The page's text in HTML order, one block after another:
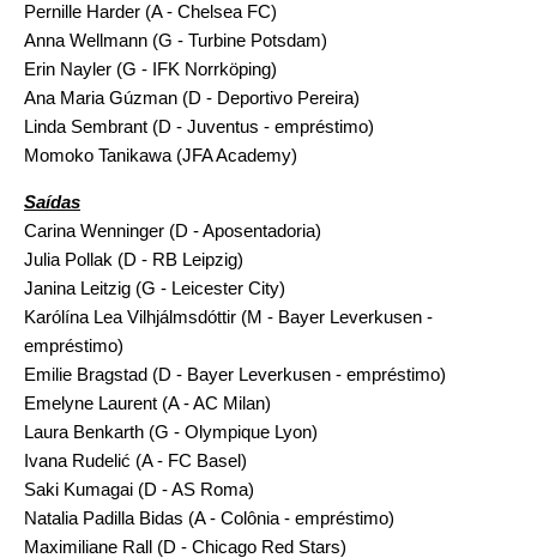
Pernille Harder (A - Chelsea FC)
Anna Wellmann (G - Turbine Potsdam)
Erin Nayler (G - IFK Norrköping)
Ana Maria Gúzman (D - Deportivo Pereira)
Linda Sembrant (D - Juventus - empréstimo)
Momoko Tanikawa (JFA Academy)
Saídas
Carina Wenninger (D - Aposentadoria)
Julia Pollak (D - RB Leipzig)
Janina Leitzig (G - Leicester City)
Karólína Lea Vilhjálmsdóttir (M - Bayer Leverkusen -
empréstimo)
Emilie Bragstad (D - Bayer Leverkusen - empréstimo)
Emelyne Laurent (A - AC Milan)
Laura Benkarth (G - Olympique Lyon)
Ivana Rudelić (A - FC Basel)
Saki Kumagai (D - AS Roma)
Natalia Padilla Bidas (A - Colônia - empréstimo)
Maximiliane Rall (D - Chicago Red Stars)